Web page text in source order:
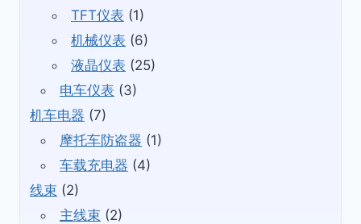
TFT仪表 (1)
机械仪表 (6)
液晶仪表 (25)
电车仪表 (3)
机车电器 (7)
摩托车防盗器 (1)
车载充电器 (4)
线束 (2)
主线束 (2)